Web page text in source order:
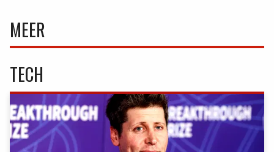
MEER
TECH